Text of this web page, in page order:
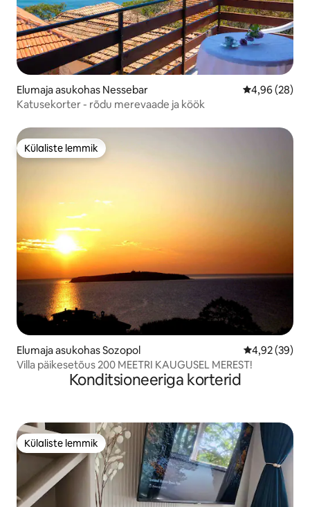
Elumaja asukohas Nessebar Keskmine
4,96 (28)
Katusekorter - rõdu merevaade ja köök
Külaliste lemmik
Külaliste lemmik
Elumaja asukohas Sozopol Keskmine
4,92 (39)
Villa päikesetõus 200 MEETRI KAUGUSEL MEREST!
Konditsioneeriga korterid
Külaliste lemmik
Külaliste lemmik